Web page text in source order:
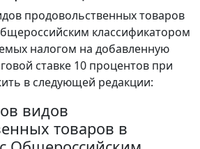
продовольственных товаров
классификатором
налогом на добавленную
ставке 10 процентов при
в следующей редакции:
видов
товаров в